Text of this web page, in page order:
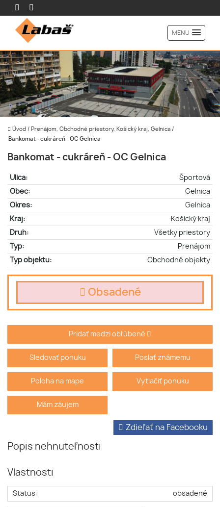
MENU
Úvod / Prenájom, Obchodné priestory, Košický kraj, Gelnica /
Bankomat - cukráreň - OC Gelnica
Bankomat - cukráreň - OC Gelnica
Ulica:
Športová
Obec:
Gelnica
Okres:
Gelnica
Kraj:
Košický kraj
Druh:
Všetky priestory
Typ:
Prenájom
Typ objektu:
Obchodné objekty
Obsadené
Pridať medzi obľúbené
Sledovať ponuku Poslať známemu
Poloha na mape Vytlačiť ponuku
Mám záujem
Popis nehnuteľnosti
Zdieľať na Facebooku
Vlastnosti
Status: obsadené